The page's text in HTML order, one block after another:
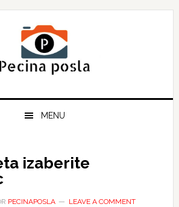
MENU
izaberite
PECINAPOSLA LEAVE A COMMENT